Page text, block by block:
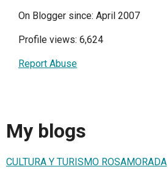
On Blogger since: April 2007
Profile views: 6,624
Report Abuse
My blogs
CULTURA Y TURISMO ROSAMORADA